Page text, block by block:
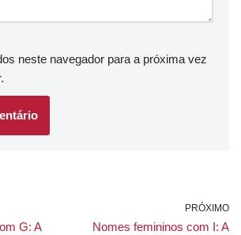
neste navegador para a próxima vez
G: A
PRÓXIMO
Nomes femininos com I: A